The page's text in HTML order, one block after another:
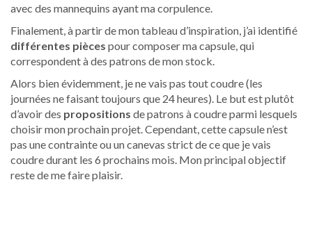
avec des mannequins ayant ma corpulence.
Finalement, à partir de mon tableau d’inspiration, j’ai identifié
différentes pièces pour composer ma capsule, qui
correspondent à des patrons de mon stock.
Alors bien évidemment, je ne vais pas tout coudre (les
journées ne faisant toujours que 24 heures). Le but est plutôt
d’avoir des propositions de patrons à coudre parmi lesquels
choisir mon prochain projet. Cependant, cette capsule n’est
pas une contrainte ou un canevas strict de ce que je vais
coudre durant les 6 prochains mois. Mon principal objectif
reste de me faire plaisir.